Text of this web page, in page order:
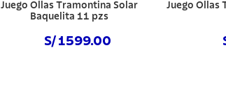
Juego Ollas Tramontina Solar
Baquelita 11 pzs
S/ 1599.00
Juego Ollas